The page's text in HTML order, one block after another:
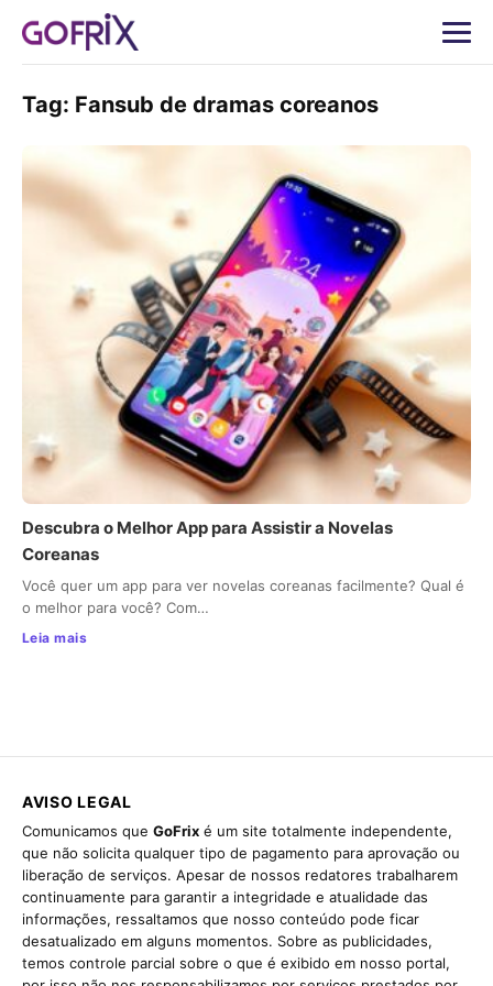
Tag: Fansub de dramas coreanos
Descubra o Melhor App para Assistir a Novelas
Coreanas
Você quer um app para ver novelas coreanas facilmente? Qual é
o melhor para você? Com…
Leia mais
AVISO LEGAL
Comunicamos que GoFrix é um site totalmente independente,
que não solicita qualquer tipo de pagamento para aprovação ou
liberação de serviços. Apesar de nossos redatores trabalharem
continuamente para garantir a integridade e atualidade das
informações, ressaltamos que nosso conteúdo pode ficar
desatualizado em alguns momentos. Sobre as publicidades,
temos controle parcial sobre o que é exibido em nosso portal,